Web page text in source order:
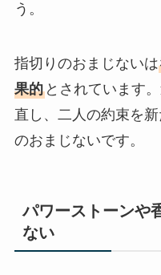
う。
指切りのおまじないは
果的とされています
直し、二人の約束を
のおまじないです。
パワーストーンや
ない